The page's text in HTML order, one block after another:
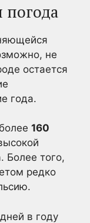
погода
не
остается
года.
160
Более того,
редко
в году